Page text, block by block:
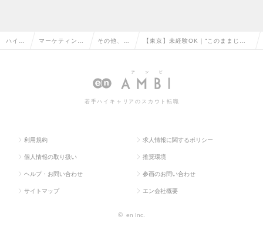
ハイク マーケティン その他、マ
グ系の転職
【東京】未経験OK｜“このままじゃ
S広告・動画クリエイターの求人情報
若手ハイキャリアのスカウト転職
利用規約 求人情報に関するポリシー
個人情報の取り扱い 推奨環境
ヘルプ・お問い合わせ 参画のお問い合わせ
サイトマップ エン会社概要
© en Inc.